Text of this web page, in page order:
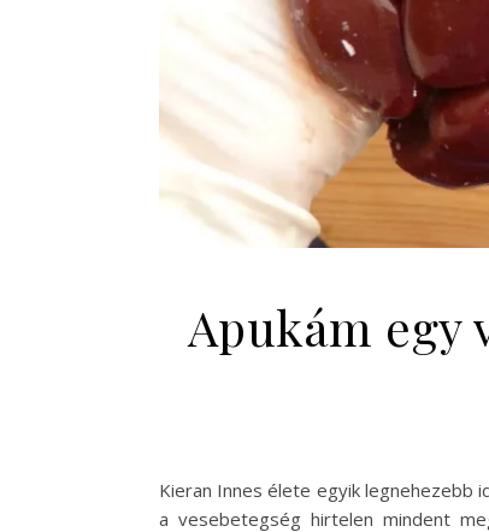
Apukám egy
Kieran Innes élete egyik legnehezebb
a vesebetegség hirtelen mindent